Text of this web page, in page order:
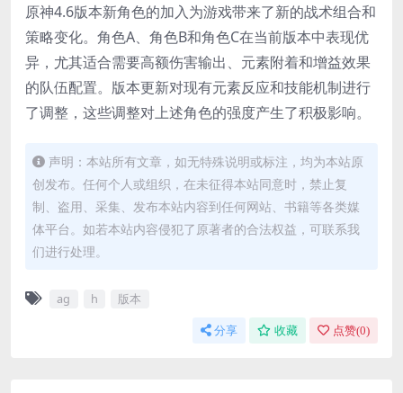
原神4.6版本新角色的加入为游戏带来了新的战术组合和
策略变化。角色A、角色B和角色C在当前版本中表现优
异，尤其适合需要高额伤害输出、元素附着和增益效果
的队伍配置。版本更新对现有元素反应和技能机制进行
了调整，这些调整对上述角色的强度产生了积极影响。
声明：本站所有文章，如无特殊说明或标注，均为本站原
创发布。任何个人或组织，在未征得本站同意时，禁止复
制、盗用、采集、发布本站内容到任何网站、书籍等各类媒
体平台。如若本站内容侵犯了原著者的合法权益，可联系我
们进行处理。
ag h 版本
分享 收藏 点赞(0)